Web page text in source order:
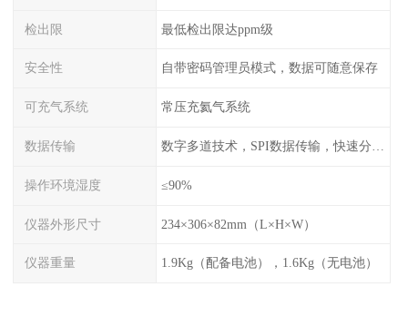
检出限 最低检出限达ppm级
安全性 自带密码管理员模式，数据可随意保存
可充气系统 常压充氦气系统
数据传输
操作环境湿度 ≤90%
仪器外形尺寸 234×306×82mm（L×H×W）
仪器重量 1.9Kg（配备电池），1.6Kg（无电池）